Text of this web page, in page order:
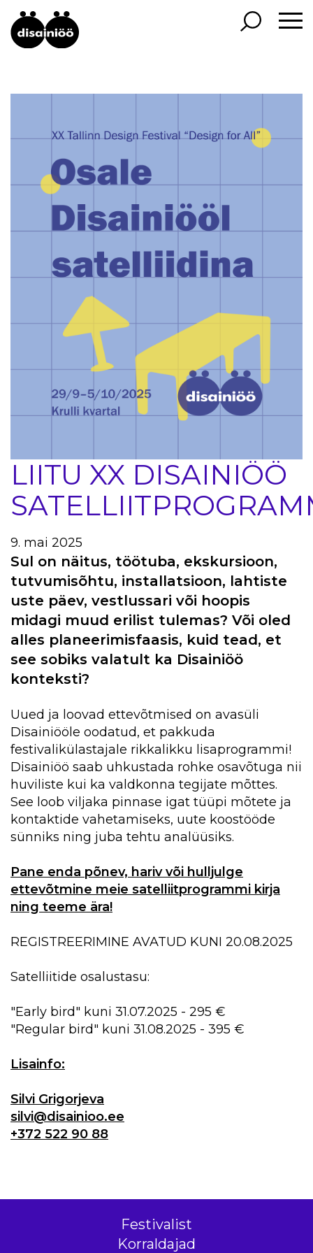
LIITU XX DISAINIÖÖ
9. mai 2025
Sul on näitus, töötuba, ekskursioon,
tutvumisõhtu, installatsioon, lahtiste
uste päev, vestlussari või hoopis
midagi muud erilist tulemas? Või oled
alles planeerimisfaasis, kuid tead, et
see sobiks valatult ka Disainiöö
konteksti?
Uued ja loovad ettevõtmised on avasüli
Disainiööle oodatud, et pakkuda
festivalikülastajale rikkalikku lisaprogrammi!
Disainiöö saab uhkustada rohke osavõtuga nii
huviliste kui ka valdkonna tegijate mõttes.
See loob viljaka pinnase igat tüüpi mõtete ja
kontaktide vahetamiseks, uute koostööde
sünniks ning juba tehtu analüüsiks.
Pane enda põnev, hariv või hulljulge
ettevõtmine meie satelliitprogrammi kirja
ning teeme ära!
REGISTREERIMINE AVATUD KUNI 20.08.2025
Satelliitide osalustasu:
"Early bird" kuni 31.07.2025 - 295 €
"Regular bird" kuni 31.08.2025 - 395 €
Lisainfo:
Silvi Grigorjeva
silvi@disainioo.ee
+372 522 90 88
Festivalist
Korraldajad